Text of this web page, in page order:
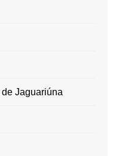
Jaguariúna